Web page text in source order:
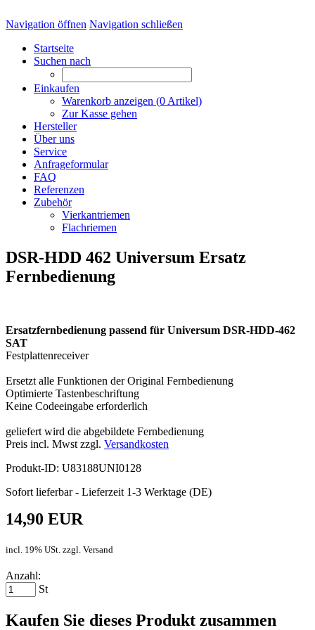
Navigation öffnen Navigation schließen
Startseite
Suchen nach
Einkaufen
Warenkorb anzeigen (0 Artikel)
Zur Kasse gehen
Hersteller
Über uns
Service
Anfrageformular
FAQ
Referenzen
Zubehör
Vierkantriemen
Flachriemen
DSR-HDD 462 Universum Ersatz
Fernbedienung
Ersatzfernbedienung passend für Universum DSR-HDD-462
SAT
Festplattenreceiver
Ersetzt alle Funktionen der Original Fernbedienung
Optimierte Tastenbeschriftung
Keine Codeeingabe erforderlich
geliefert wird die abgebildete Fernbedienung
Preis incl. Mwst zzgl. Versandkosten
Produkt-ID: U83188UNI0128
Sofort lieferbar - Lieferzeit 1-3 Werktage (DE)
14,90 EUR
incl. 19% USt. zzgl. Versand
Anzahl:
St
Kaufen Sie dieses Produkt zusammen